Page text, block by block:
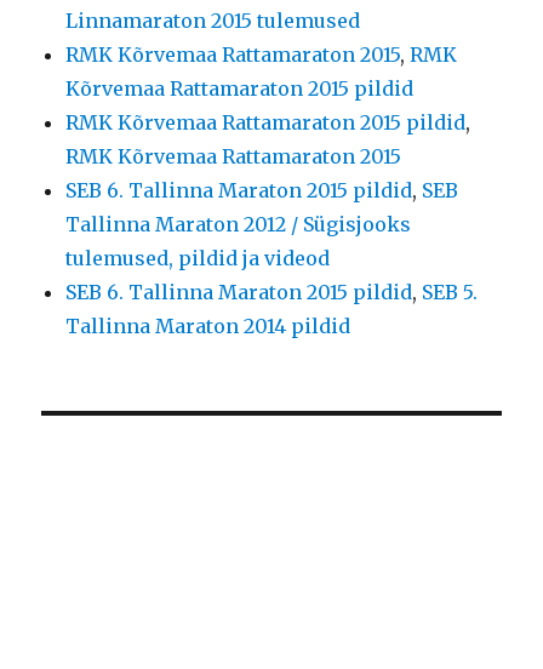
Linnamaraton 2015 tulemused
RMK Kõrvemaa Rattamaraton 2015,RMK
Kõrvemaa Rattamaraton 2015 pildid
RMK Kõrvemaa Rattamaraton 2015 pildid,
RMK Kõrvemaa Rattamaraton 2015
SEB 6. Tallinna Maraton 2015 pildid, SEB
Tallinna Maraton 2012 / Sügisjooks
tulemused, pildid ja videod
SEB 6. Tallinna Maraton 2015 pildid, SEB 5.
Tallinna Maraton 2014 pildid